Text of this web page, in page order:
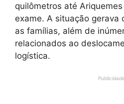
quilômetros até
exame. A situação gerava
as famílias, além de
relacionados ao
logística.
Publicidade